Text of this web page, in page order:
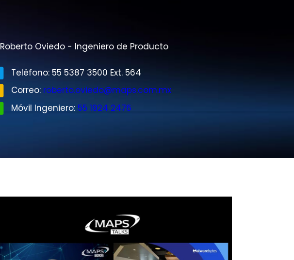
Roberto Oviedo - Ingeniero de Producto
Teléfono: 55 5387 3500 Ext. 564
Correo: roberto.oviedo@maps.com.mx
Móvil Ingeniero: 55 1924 2476